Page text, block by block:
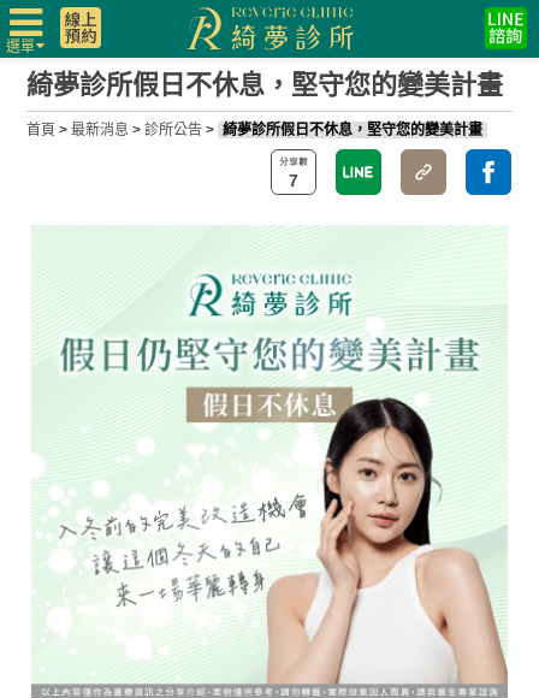
選單
綺夢診所假日不休息，堅守您的變美計畫
首頁 >最新消息 >診所公告 > 綺夢診所假日不休息，堅守您的變美計畫
7